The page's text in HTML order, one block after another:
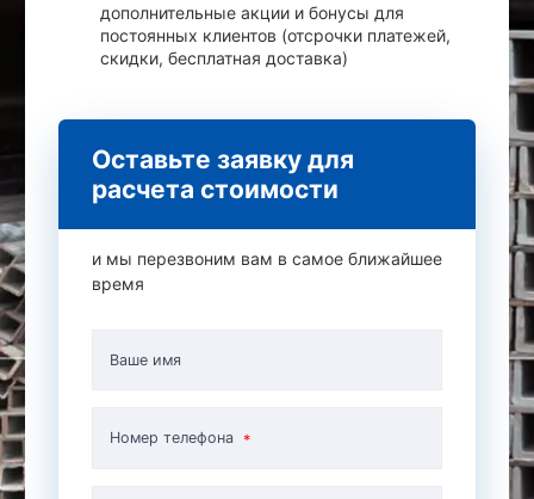
дополнительные акции и бонусы для
постоянных клиентов (отсрочки платежей,
скидки, бесплатная доставка)
Оставьте заявку для
расчета стоимости
и мы перезвоним вам в самое ближайшее
время
Ваше имя
Номер телефона